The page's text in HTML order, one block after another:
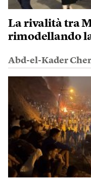
La rivalità tra
rimodellando
Abd-el-Kader